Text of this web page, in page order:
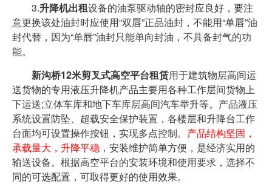
3.升降机出租设备的油泵驱动轴的密封应良好，要注
意更换该处油封时应使用“双唇”正品油封，不能用“单唇”油
封代替，因为“单唇”油封只能单向封油，不具备封气的功
能。
新沟桥12米剪叉式高空平台租赁用于建筑物层高间运
送货物的专用液压升降机产品主要用各种工作层间货物上
下运送;立体车库和地下车库层高间汽车举升等。产品液压
系统设置防坠、超载安全保护装置，各楼层和升降台工作
台面均可设置操作按钮，实现多点控制。 产品结构坚固，
承载量大，升降平稳 ，安装维护简单方便，是经济实用的
输送设备。根据高空平台的安装环境和使用要求，选择不
同的可选配置，可取得更好的使用效果。